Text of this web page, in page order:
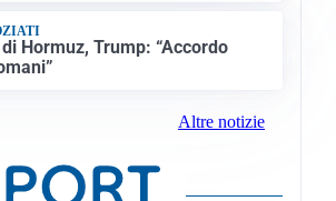
Hormuz, Trump: “Accordo
Altre notizie